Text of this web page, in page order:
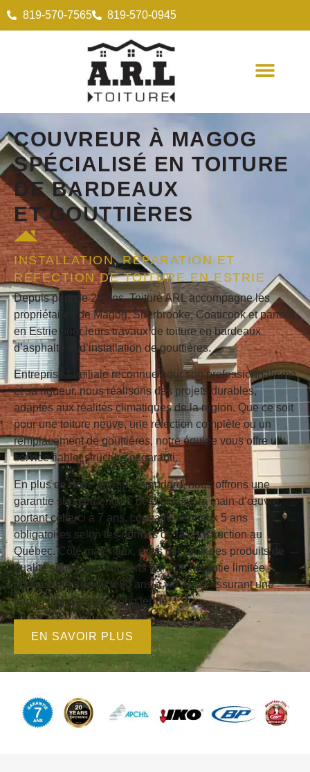
819-570-7565 819-570-0945
COUVREUR À MAGOG
SPÉCIALISÉ EN TOITURE
DE BARDEAUX
ETGOUTTIÈRES
INSTALLATION, RÉPARATION ET
RÉFECTION DE TOITURE EN ESTRIE
Depuis plus de 20 ans, Toiture ARL accompagne les
propriétaires de Magog, Sherbrooke, Coaticook et partout
en Estrie pour leurs travaux de toiture en bardeaux
d’asphalte et d’installation de gouttières.
Entreprise familiale reconnue pour son professionnalisme
et sa rigueur, nous réalisons des projets durables,
adaptés aux réalités climatiques de la région. Que ce soit
pour une toiture neuve, une réfection complète ou un
remplacement de gouttières, notre équipe vous offre un
service fiable, structuré et garanti.
En plus de notre garantie standard, nous offrons une
garantie supplémentaire de 2 ans sur la main-d’œuvre,
portant celle-ci à 7 ans, contrairement aux 5 ans
obligatoires selon les normes de la construction au
Québec. Côté matériaux, nous utilisons des produits de
qualité supérieure couverts par unegarantie limitée
pouvant aller jusqu’à 30 ans à vie, vous assurant une
tranquillité d’esprit à long terme.
EN SAVOIR PLUS